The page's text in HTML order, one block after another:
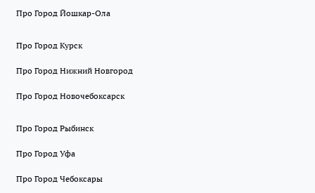
Про Город Йошкар-Ола
Про Город Курск
Про Город Нижний Новгород
Про Город Новочебоксарск
Про Город Рыбинск
Про Город Уфа
Про Город Чебоксары